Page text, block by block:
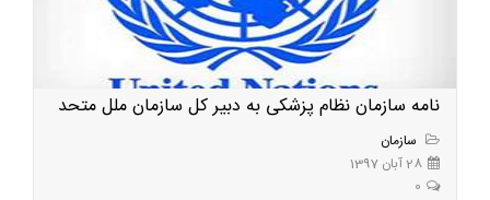
نامه سازمان نظام پزشکی به دبیر کل سازمان ملل متحد
سازمان
28 آبان 1397
0